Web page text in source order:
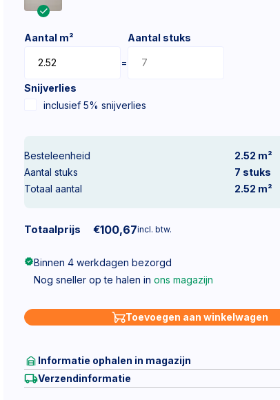
Aantal m²
=
Aantal stuks
Snijverlies
inclusief 5% snijverlies
Besteleenheid
2.52 m²
Aantal stuks
7 stuks
Totaal aantal
2.52 m²
Totaalprijs €100,67incl. btw.
Binnen 4 werkdagen bezorgd
Nog sneller op te halen in ons magazijn
Toevoegen aan winkelwagen
Informatie ophalen in magazijn
Verzendinformatie